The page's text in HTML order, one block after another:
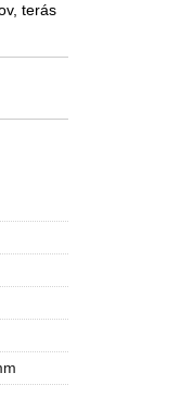
terás